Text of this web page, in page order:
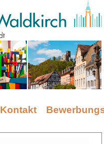
Kontakt